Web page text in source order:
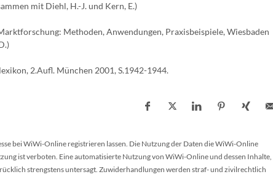
mit Diehl, H.-J. und Kern, E.)
Methoden, Anwendungen, Praxisbeispiele, Wiesbaden
2.Aufl. München 2001, S.1942-1944.
bei WiWi-Online registrieren lassen. Die Nutzung der Daten die WiWi-Online
ist verboten. Eine automatisierte Nutzung von WiWi-Online und dessen Inhalte,
strengstens untersagt. Zuwiderhandlungen werden straf- und zivilrechtlich